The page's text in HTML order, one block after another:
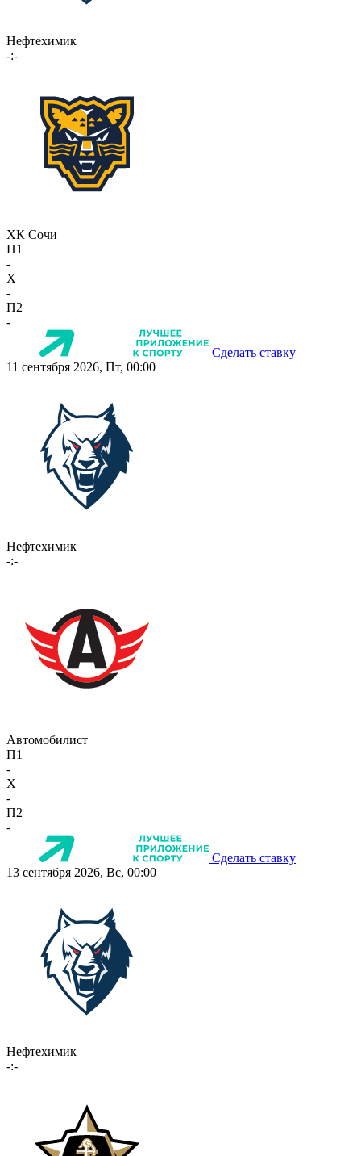
Нефтехимик
-:-
ХК Сочи
П1
-
X
-
П2
-
Сделать ставку
11 сентября 2026, Пт, 00:00
Нефтехимик
-:-
Автомобилист
П1
-
X
-
П2
-
Сделать ставку
13 сентября 2026, Вс, 00:00
Нефтехимик
-:-